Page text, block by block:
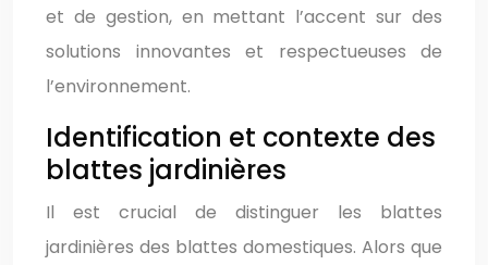
et de gestion, en mettant l’accent sur des
solutions innovantes et respectueuses de
l’environnement.
Identification et contexte des
blattes jardinières
Il est crucial de distinguer les blattes
jardinières des blattes domestiques. Alors que